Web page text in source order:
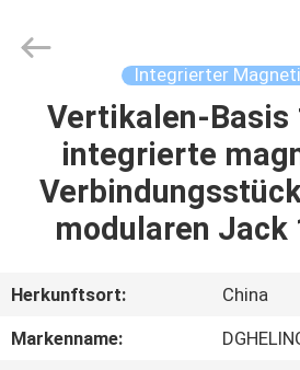
HAUS
PRODUKTE
UNS
Rights
Integrierter
Vertikalen-Basis
integrierte
modularen Jack
Herkunftsort:
China
Markenname: